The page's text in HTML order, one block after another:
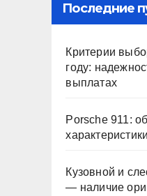
Последние
Критерии
году:
выплатах
Porsche 911:
характеристики
Кузовной и
— наличие